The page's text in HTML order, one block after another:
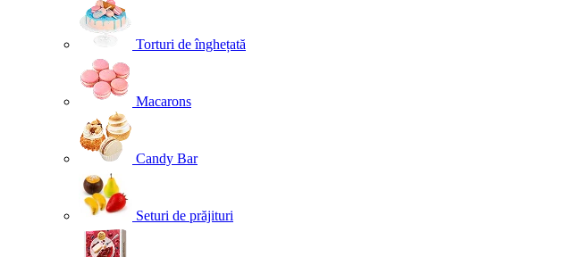
Torturi de înghețată
Macarons
Candy Bar
Seturi de prăjituri